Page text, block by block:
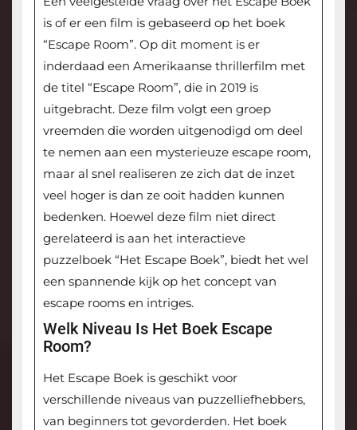
is of er een film is gebaseerd op het boek
“Escape Room”. Op dit moment is er
inderdaad een Amerikaanse thrillerfilm met
de titel “Escape Room”, die in 2019 is
uitgebracht. Deze film volgt een groep
vreemden die worden uitgenodigd om deel
te nemen aan een mysterieuze escape room,
maar al snel realiseren ze zich dat de inzet
veel hoger is dan ze ooit hadden kunnen
bedenken. Hoewel deze film niet direct
gerelateerd is aan het interactieve
puzzelboek “Het Escape Boek”, biedt het wel
een spannende kijk op het concept van
escape rooms en intriges.
Welk Niveau Is Het Boek Escape
Room?
Het Escape Boek is geschikt voor
verschillende niveaus van puzzelliefhebbers,
van beginners tot gevorderden. Het boek